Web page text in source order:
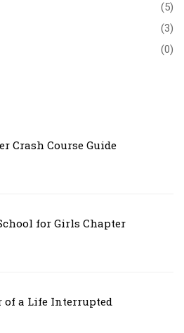
(5)
(3)
(0)
Crash Course Guide
for Girls Chapter
of a Life Interrupted